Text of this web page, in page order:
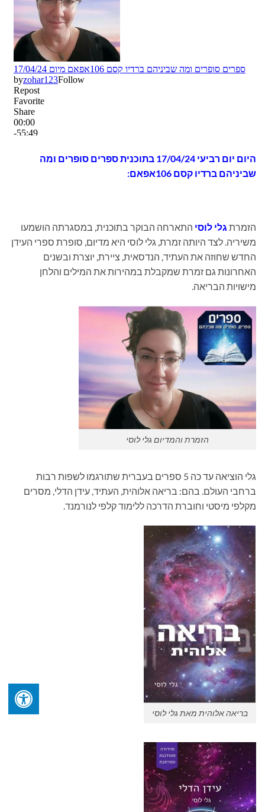
היום יום רביעי 17/04/24 בתוכנית
ספרים סופרים ומה
שביניהם ברדיו קסם 106אפאם:
הזמרת גלי לוסי התארחה הבוקר בתוכנית, במסגרתה הושמעו
משיריה. לצד היותה זמרת, גלי לוסי היא מדיום, סופרת ספרי העידן
החדש שחוזה את העתיד, הנדסאית, ציירת, יוצרת ובשנים
האחרונות גם זמרת שמקבלת במהירות את המילים והלחן
מישויות הבריאה.
הזמרת והמדיום גלי לוסי
גלי הוציאה עד כה 5 ספרים בעברית שתורגמו לשפות רבות
ברחבי העולם. בהם: בריאה אלוהית, העתיד, עידן הדלי, מסרים
מקלפי מיסטי וחוברת הדרכה ללימוד קלפי לנורמנד.
בריאה אלוהית מאת גלי לוסי